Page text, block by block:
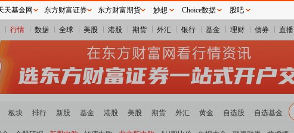
行情 数据 全球 美股 港股 期货 外汇 银行 基金 理财 债券 直播
板块 排行 新股 基金 港股 美股 期货 外汇 黄金 自选股 自选基金
天基金网 东方财富证券 东方财富期货 妙想 Choice数据 股吧